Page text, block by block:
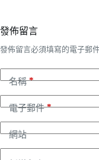
發佈留言
發佈留言必須填寫的電子郵
名稱*
電子郵件*
網站